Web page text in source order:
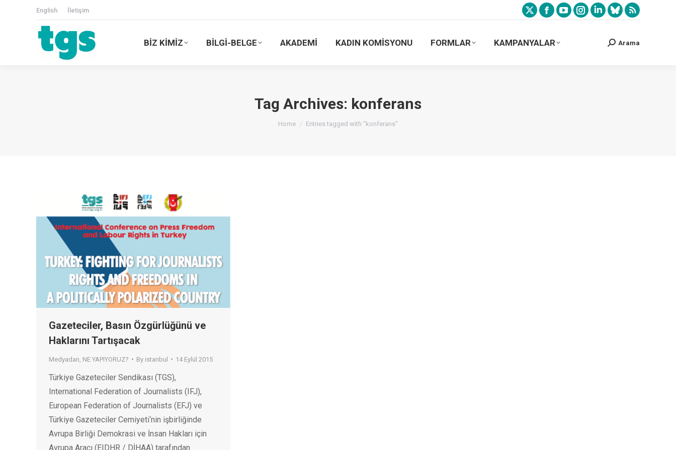
English İletişim
BİZ KİMİZ BİLGİ-BELGE AKADEMİ KADIN KOMİSYONU FORMLAR KAMPANYALAR Arama
Tag Archives: konferans
You are here:
Home Entries tagged with "konferans"
Gazeteciler, Basın Özgürlüğünü ve
Haklarını Tartışacak
Medyadan NE YAPIYORUZ? By istanbul 14 Eylül 2015
Türkiye Gazeteciler Sendikası (TGS),
International Federation of Journalists (IFJ),
European Federation of Journalists (EFJ) ve
Türkiye Gazeteciler Cemiyeti‘nin işbirliğinde
Avrupa Birliği Demokrasi ve İnsan Hakları için
Avrupa Aracı (EIDHR / DİHAA) tarafından